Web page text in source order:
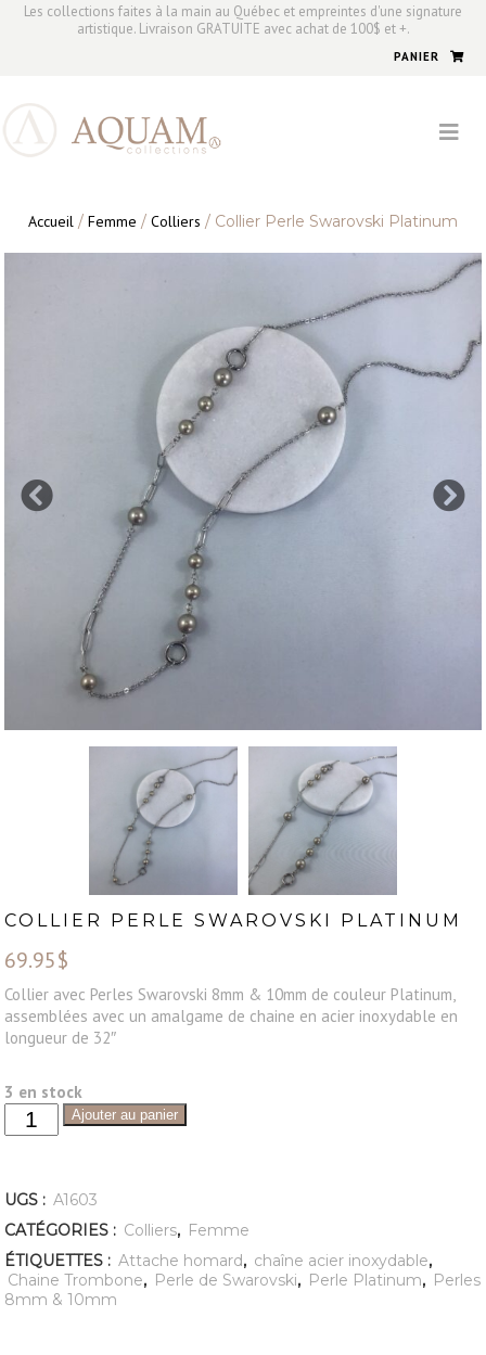
Les collections faites à la main au Québec et empreintes d'une signature
artistique. Livraison GRATUITE avec achat de 100$ et +.
PANIER
Accueil / Femme / Colliers / Collier Perle Swarovski Platinum
COLLIER PERLE SWAROVSKI PLATINUM
69.95$
Collier avec Perles Swarovski 8mm & 10mm de couleur Platinum,
assemblées avec un amalgame de chaine en acier inoxydable en
longueur de 32″
3 en stock
Ajouter au panier
UGS : A1603
CATÉGORIES : Colliers, Femme
ÉTIQUETTES : Attache homard, chaîne acier inoxydable,
Chaine Trombone, Perle de Swarovski, Perle Platinum, Perles
8mm & 10mm